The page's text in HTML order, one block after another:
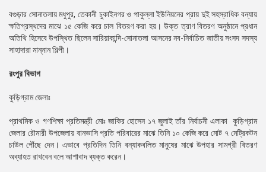
বগুড়ার সোনাতলায় মধুপুর, তেকানী চুকাইনগর ও পাকুল্লা ইউনিয়নের প্রায় দুই সহস্রাধিক বন্যায়
ক্ষতিগ্রস্থদের মাঝে ১৫ কেজি করে চাল বিতরণ করা হয়। উক্ত ত্রাণ বিতরণ অনুষ্ঠানে প্রধান
অতিথি হিসেবে উপস্থিত ছিলেন সারিয়াকান্দি-সোনাতলা আসনের নব-নির্বাচিত জাতীয় সংসদ সদস্য
সাহাদারা মান্নান শিল্পী।
রংপুর বিভাগ
কুড়িগ্রাম জেলাঃ
প্রাথমিক ও গণশিক্ষা প্রতিমন্ত্রী মোঃ জাকির হোসেন ১৭ জুলাই তাঁর নির্বাচনী এলাকা কুড়িগ্রাম
জেলার রৌমারী উপজেলায় বানভাসি প্রতি পরিবারের মাঝে তিনি ১০ কেজি করে মোট ৭ মেট্রিকটন
চাউল পৌঁছে দেন। এভাবে প্রতিদিন তিনি বন্যাকবলিত মানুষের মাঝে উপহার সামগ্রী বিতরণ
অব্যাহত রাখবেন বলে আশাবাদ ব্যক্ত করেন।